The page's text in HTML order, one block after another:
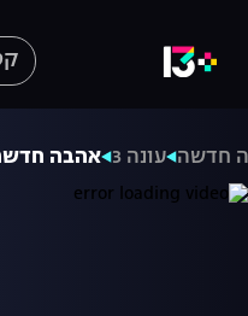
חדשה עונה 3 אהבה חדשה, עונה 3, פרק